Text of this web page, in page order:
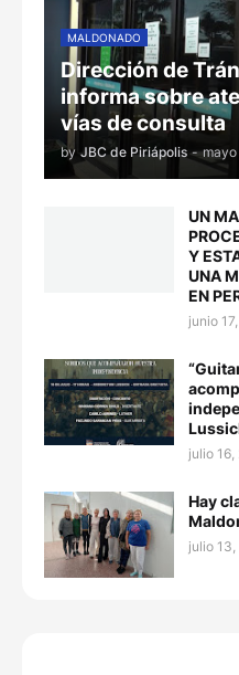
MALDONADO
Dirección de
informa sobre
vías de consulta
by JBC de Piriápolis -
UN
Y
UNA
EN
junio
julio
Hay
julio